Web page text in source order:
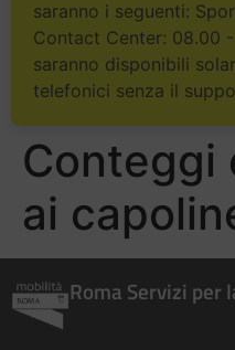
saranno i seguenti:
Contact Center: 08.00
saranno disponibili
telefonici senza il
Conteggi
ai
Roma Servizi per